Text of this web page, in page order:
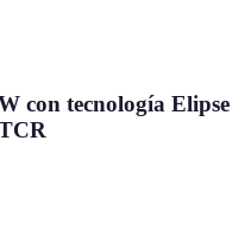
con tecnología Elipse